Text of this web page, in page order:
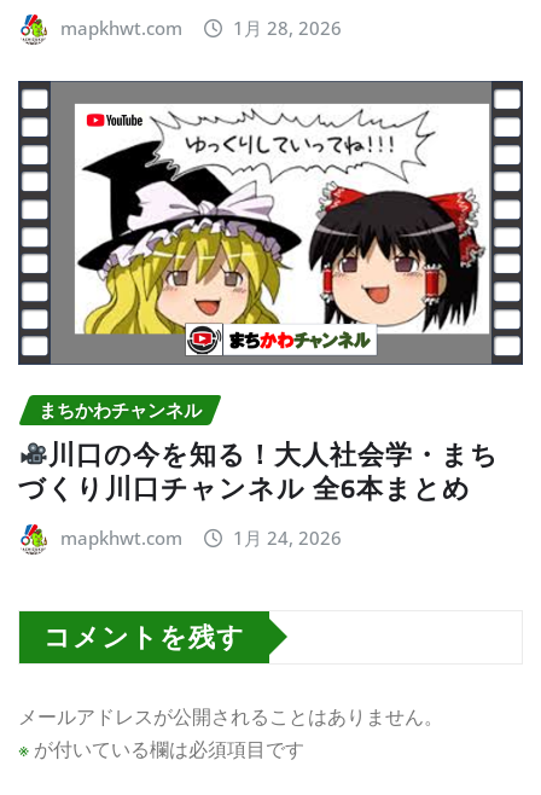
mapkhwt.com 1月 28, 2026
まちかわチャンネル
川口の今を知る！大人社会学・まち
づくり川口チャンネル 全6本まとめ
mapkhwt.com 1月 24, 2026
コメントを残す
メールアドレスが公開されることはありません。
※ が付いている欄は必須項目です